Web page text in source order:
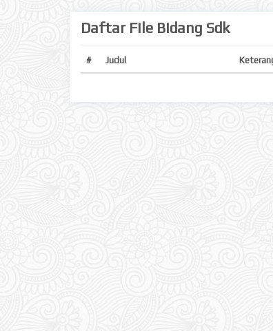
Daftar File Bidang Sdk
# Judul